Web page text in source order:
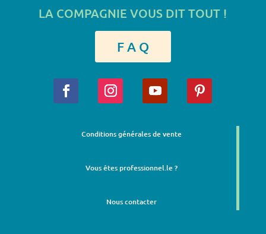
LA COMPAGNIE VOUS DIT TOUT !
F A Q
Conditions générales de vente
Vous êtes professionnel.le ?
Nous contacter